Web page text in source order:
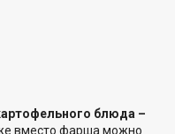
блюда –
вместо фарша можно